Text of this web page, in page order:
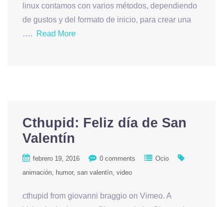
linux contamos con varios métodos, dependiendo
de gustos y del formato de inicio, para crear una
….
Read More
Cthupid: Feliz día de San
Valentín
febrero 19, 2016 0 comments
Ocio
animación
humor san valentín video
cthupid from giovanni braggio on Vimeo. A